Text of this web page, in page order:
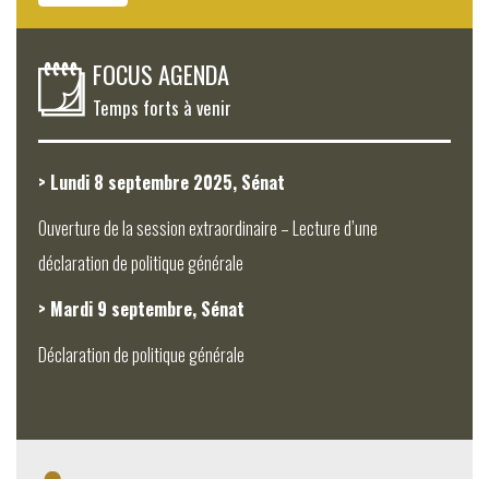
FOCUS AGENDA
Temps forts à venir
> Lundi 8 septembre 2025, Sénat
Ouverture de la session extraordinaire – Lecture d’une
déclaration de politique générale
> Mardi 9 septembre, Sénat
Déclaration de politique générale